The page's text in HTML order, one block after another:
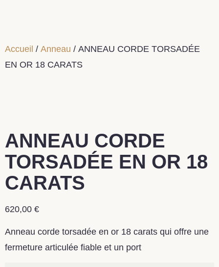
Accueil / Anneau / ANNEAU CORDE TORSADÉE
EN OR 18 CARATS
ANNEAU CORDE
TORSADÉE EN OR 18
CARATS
620,00 €
Anneau corde torsadée en or 18 carats qui offre une
fermeture articulée fiable et un port